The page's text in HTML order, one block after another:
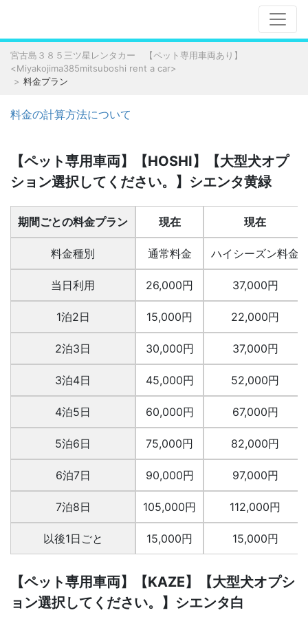
宮古島３８５三ツ星レンタカー 【ペット専用車両あり】
<Miyakojima385mitsuboshi rent a car>
料金プラン
料金の計算方法について
【ペット専用車両】【HOSHI】【大型犬オプ
ション選択してください。】シエンタ黄緑
期間ごとの料金プラン
料金種別
当日利用
1泊2日
2泊3日
3泊4日
4泊5日
5泊6日
6泊7日
7泊8日
以後1日ごと
現在
通常料金
26,000円
15,000円
30,000円
45,000円
60,000円
75,000円
90,000円
105,000円
15,000円
現在
ハイシーズン料金
37,000円
22,000円
37,000円
52,000円
67,000円
82,000円
97,000円
112,000円
15,000円
【ペット専用車両】【KAZE】【大型犬オプシ
ョン選択してください。】シエンタ白